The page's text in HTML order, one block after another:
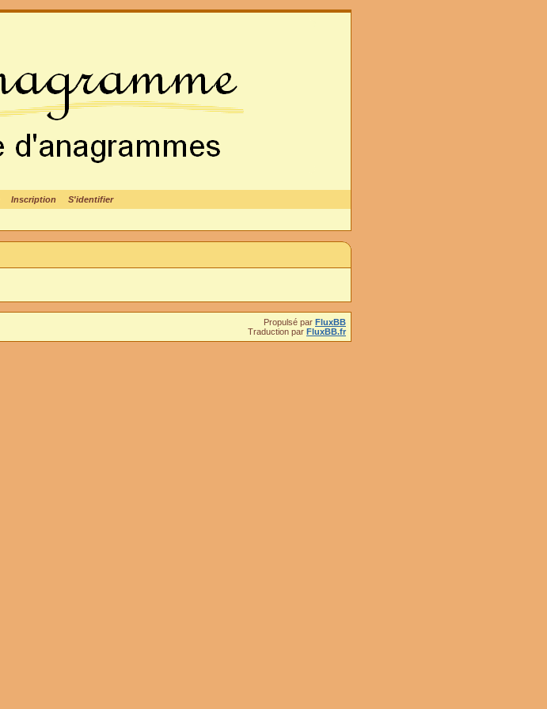
Inscription S'identifier
Propulsé par FluxBB
Traduction par FluxBB.fr